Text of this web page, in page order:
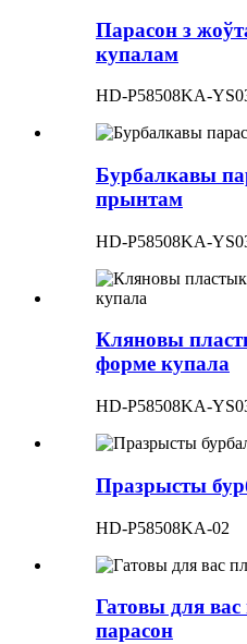
Парасон з
купалам
HD-P58508KA-
Бурбалкавы
прынтам
HD-P58508KA-
Кляновы
форме купала
HD-P58508KA-
Празрысты
HD-P58508KA-02
Гатовы для
парасон